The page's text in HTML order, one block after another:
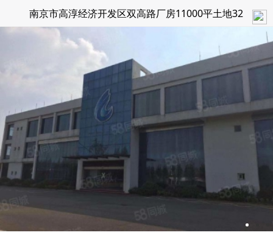
南京市高淳经济开发区双高路厂房11000平土地32